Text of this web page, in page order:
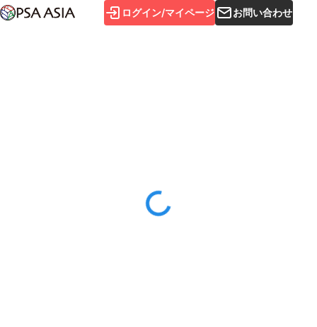
ログイン/マイページ お問い合わせ